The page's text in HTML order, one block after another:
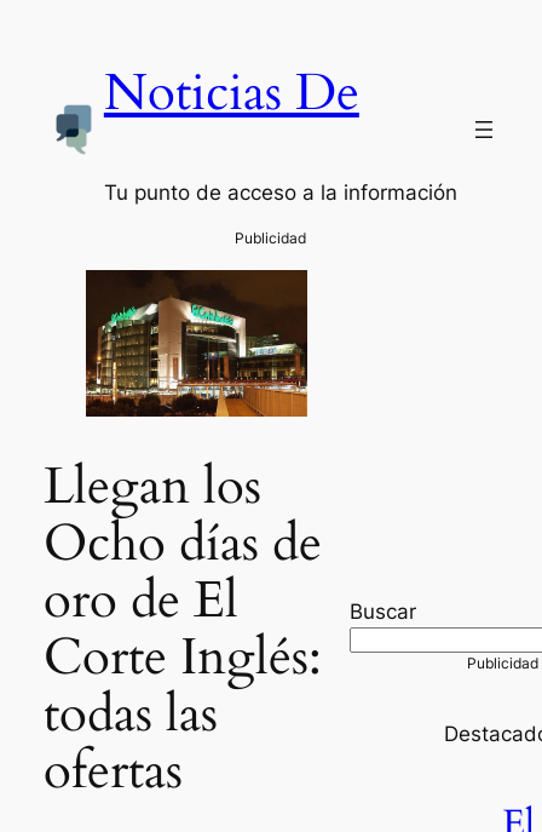
Noticias De
Tu punto de acceso a la información
Llegan los
Ocho días de
oro de El
Corte Inglés:
todas las
ofertas
Buscar